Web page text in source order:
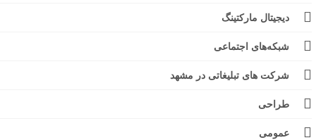
دیجیتال مارکتینگ
شبکه‌های اجتماعی
شرکت های تبلیغاتی در مشهد
طراحی
عمومی